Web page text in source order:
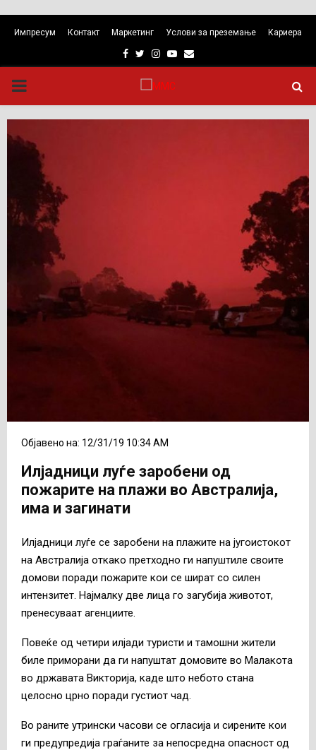
Импресум Контакт Маркетинг Услови за преземање Кариера
Facebook
TwitterInstagram
Youtube
Email
PRIMARY
MENU
Објавено на: 12/31/19 10:34 AM
Илјадници луѓе заробени од
пожарите на плажи во Австралија,
има и загинати
Илјадници луѓе се заробени на плажите на југоистокот
на Австралија откако претходно ги напуштиле своите
домови поради пожарите кои се шират со силен
интензитет. Најмалку две лица го загубија животот,
пренесуваат агенциите.
Повеќе од четири илјади туристи и тамошни жители
биле приморани да ги напуштат домовите во Малакота
во државата Викторија, каде што небото стана
целосно црно поради густиот чад.
Во раните утрински часови се огласија и сирените кои
ги предупредија граѓаните за непосредна опасност од